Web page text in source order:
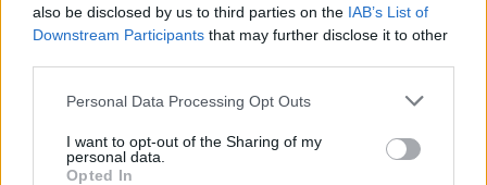
also be disclosed by us to third parties on the IAB’s List of
Downstream Participants that may further disclose it to other
Personal Data Processing Opt Outs
I want to opt-out of the Sharing of my
personal data.
Opted In